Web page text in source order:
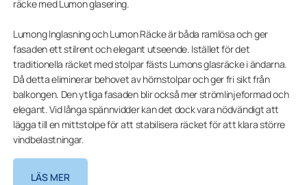
räcke med Lumon glasering.
Lumong Inglasning och Lumon Räcke är båda ramlösa och ger
fasaden ett stilrent och elegant utseende. Istället för det
traditionella räcket med stolpar fästs Lumons glasräcke i ändarna.
Då detta eliminerar behovet av hörnstolpar och ger fri sikt från
balkongen. Den ytliga fasaden blir också mer strömlinjeformad och
elegant. Vid långa spännvidder kan det dock vara nödvändigt att
lägga till en mittstolpe för att stabilisera räcket för att klara större
vindbelastningar.
LÄS MER